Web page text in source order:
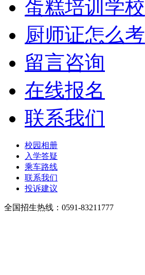
蛋糕培训学校
厨师证怎么考
留言咨询
在线报名
联系我们
校园相册
入学答疑
乘车路线
联系我们
投诉建议
全国招生热线：0591-83211777